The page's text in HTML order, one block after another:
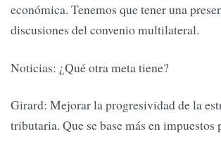
económica. Tenemos que tener una
discusiones del convenio multilateral.
Noticias: ¿Qué otra meta tiene?
Girard: Mejorar la progresividad de la
tributaria. Que se base más en